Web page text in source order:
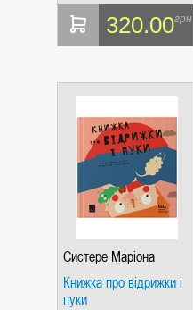
320.00грн
Систере Маріона
Книжка про відрижки і
пуки